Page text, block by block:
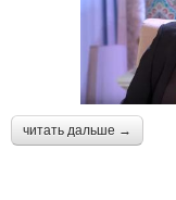
читать дальше →